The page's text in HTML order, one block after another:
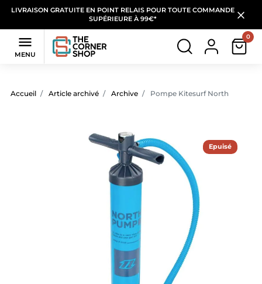
LIVRAISON GRATUITE EN POINT RELAIS POUR TOUTE COMMANDE
SUPÉRIEURE À 99€*

MENU
0
Accueil Article archivé Archive Pompe Kitesurf North
Epuisé